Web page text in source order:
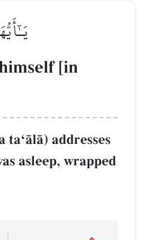
[in
addresses
asleep, wrapped